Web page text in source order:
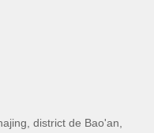
district de Bao'an,